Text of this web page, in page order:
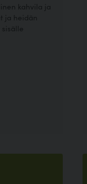
kahvila ja
ja heidän